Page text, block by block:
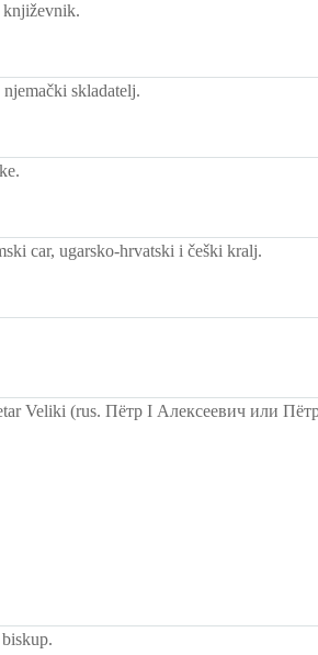
književnik.
skladatelj.
car, ugarsko-hrvatski i češki kralj.
Veliki (rus. Пётр I Алексеевич или